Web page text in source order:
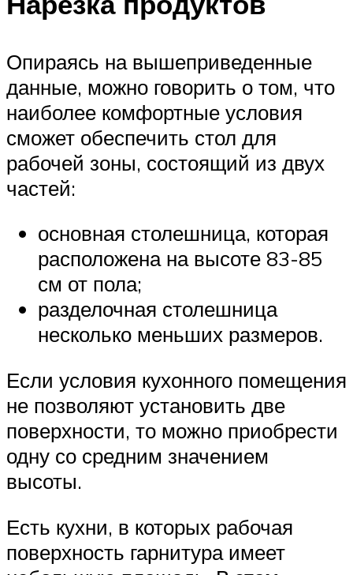
Опираясь на вышеприведенные
данные, можно говорить о том, что
наиболее комфортные условия
сможет обеспечить стол для
рабочей зоны, состоящий из двух
частей:
основная столешница, которая
расположена на высоте 83-85
см от пола;
разделочная столешница
несколько меньших размеров.
Если условия кухонного помещения
не позволяют установить две
поверхности, то можно приобрести
одну со средним значением
высоты.
Есть кухни, в которых рабочая
поверхность гарнитура имеет